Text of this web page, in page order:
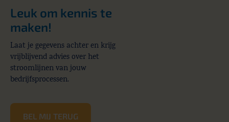
Leuk om kennis te
maken!
Laat je gegevens achter en krijg
vrijblijvend advies over het
stroomlijnen van jouw
bedrijfsprocessen.
BEL MIJ TERUG